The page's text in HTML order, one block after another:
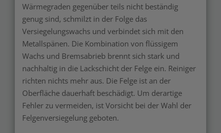
Wärmegraden gegenüber teils nicht beständig
genug sind, schmilzt in der Folge das
Versiegelungswachs und verbindet sich mit den
Metallspänen. Die Kombination von flüssigem
Wachs und Bremsabrieb brennt sich stark und
nachhaltig in die Lackschicht der Felge ein. Reiniger
richten nichts mehr aus. Die Felge ist an der
Oberfläche dauerhaft beschädigt. Um derartige
Fehler zu vermeiden, ist Vorsicht bei der Wahl der
Felgenversiegelung geboten.